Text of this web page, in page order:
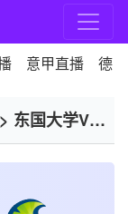
意甲直播 德
东国大学VS